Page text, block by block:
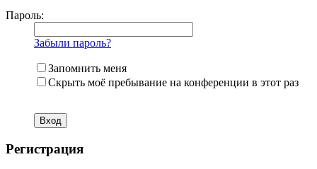
Пароль:
Забыли пароль?
Запомнить меня
Скрыть моё пребывание на конференции в этот раз
Регистрация